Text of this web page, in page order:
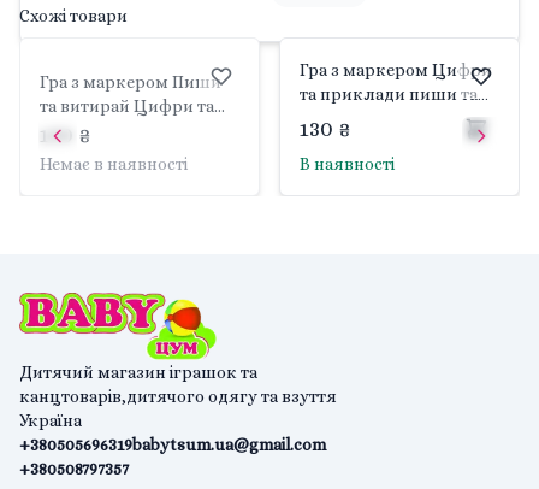
Схожі товари
Гра з маркером Пиши
та витирай Цифри та
приклади коробка
17*15*3см VT5010-14 Vladi
130 ₴
Немає в наявності
Гра з маркером Цифри
та приклади пиши та
витирай коробка
20*14,5*2,5см VT5010-04
Vladi Toys
130 ₴
В наявності
Дитячий магазин іграшок та
канцтоварів,дитячого одягу та взуття
Україна
+380505696319
+380508797357
babytsum.ua@gmail.com